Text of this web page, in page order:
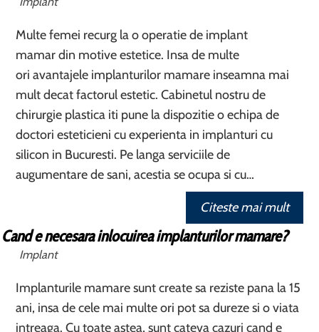
Multe femei recurg la o operatie de implant
mamar din motive estetice. Insa de multe
ori avantajele implanturilor mamare inseamna mai
mult decat factorul estetic. Cabinetul nostru de
chirurgie plastica iti pune la dispozitie o echipa de
doctori esteticieni cu experienta in implanturi cu
silicon in Bucuresti. Pe langa serviciile de
augumentare de sani, acestia se ocupa si cu…
Citeste mai mult
Cand e necesara inlocuirea implanturilor mamare?
Implant
Implanturile mamare sunt create sa reziste pana la 15
ani, insa de cele mai multe ori pot sa dureze si o viata
intreaga. Cu toate astea, sunt cateva cazuri cand e